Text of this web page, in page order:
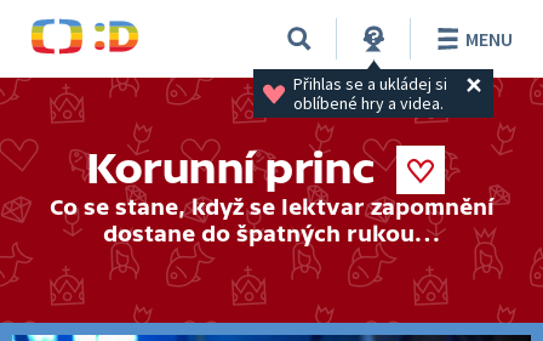
Přihlas se a ukládej si
oblíbené hry a videa.
MENU
Korunní princ
Co se stane, když se lektvar zapomnění
dostane do špatných rukou…